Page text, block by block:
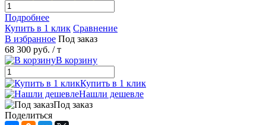
Подробнее
Купить в 1 клик Сравнение
В избранное Под заказ
68 300 руб. / т
В корзину
Купить в 1 клик
Нашли дешевле
Под заказ
Поделиться